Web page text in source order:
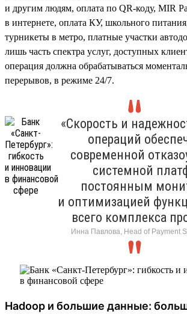
и другим людям, оплата по QR-коду, MIR
в интернете, оплата КУ, школьного
турникеты в метро, платные участки
лишь часть спектра услуг, доступных
операция должна обрабатываться
перерывов, в режиме 24/7.
«Скорость и
операций
современной
системной
постоянным
и оптимизацией
всего комплекса
Инна Павлова, Head of Payment
Hadoop и большие данные: